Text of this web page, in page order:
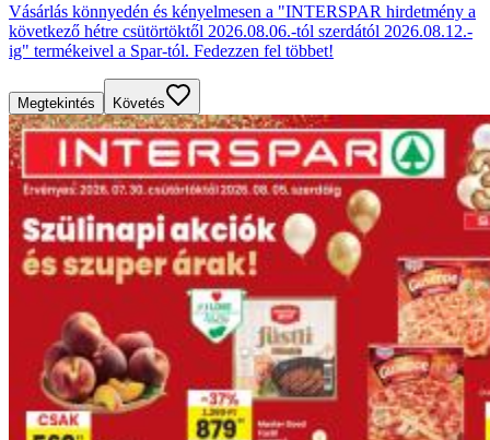
Vásárlás könnyedén és kényelmesen a "INTERSPAR hirdetmény a
következő hétre csütörtöktől 2026.08.06.-tól szerdától 2026.08.12.-
ig" termékeivel a Spar-tól. Fedezzen fel többet!
Megtekintés Követés